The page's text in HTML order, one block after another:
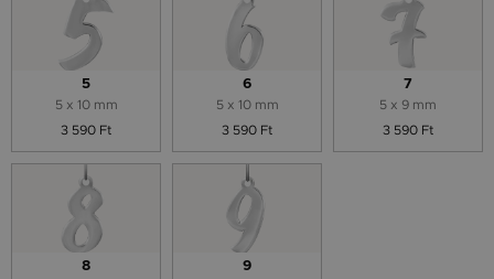
5
5 x 10 mm
3 590 Ft
6
5 x 10 mm
3 590 Ft
7
5 x 9 mm
3 590 Ft
8 9